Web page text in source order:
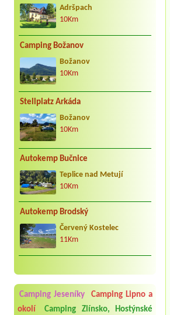
Adršpach
10Km
Camping Božanov
Božanov
10Km
Stellplatz Arkáda
Božanov
10Km
Autokemp Bučnice
Teplice nad Metují
10Km
Autokemp Brodský
Červený Kostelec
11Km
Camping Jeseníky
Camping Lipno a
okolí
Camping Zlínsko, Hostýnské